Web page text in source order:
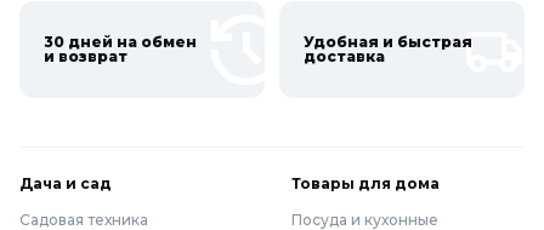
30 дней на обмен
и возврат
Удобная и быстрая
доставка
Дача и сад
Садовая техника
Товары для дома
Посуда и кухонные